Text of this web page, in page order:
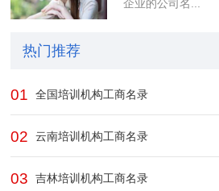
企业的公司名...
热门推荐
01 全国培训机构工商名录
02 云南培训机构工商名录
03 吉林培训机构工商名录